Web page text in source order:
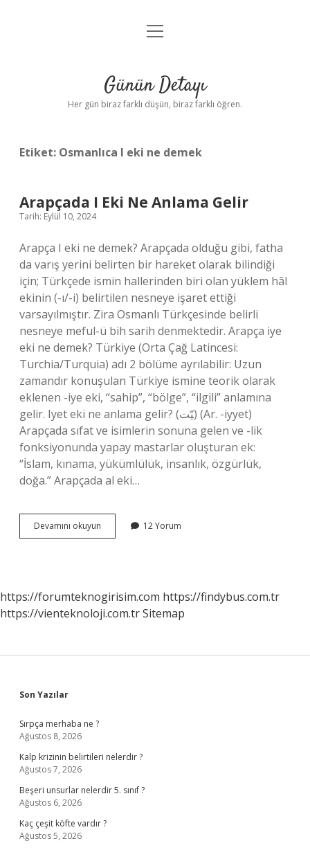
Anasayfa
Yasal Uyarı
menüyü
Günün Detayı
Her gün biraz farklı düşün, biraz farklı öğren.
Etiket: Osmanlıca I eki ne demek
Arapçada I Eki Ne Anlama Gelir
Tarih: Eylül 10, 2024
Arapça I eki ne demek? Arapçada olduğu gibi, fatha
da varış yerini belirten bir hareket olarak bilindiği
için; Türkçede ismin hallerinden biri olan yüklem hâl
ekinin (-ı/-i) belirtilen nesneye işaret ettiği
varsayılmıştır. Zira Osmanlı Türkçesinde belirli
nesneye meful-ü bih sarih denmektedir. Arapça iye
eki ne demek? Türkiye (Orta Çağ Latincesi:
Turchia/Turquia) adı 2 bölüme ayrılabilir: Uzun
zamandır konuşulan Türkiye ismine teorik olarak
eklenen -iye eki, “sahip”, “bölge”, “ilgili” anlamına
gelir. Iyet eki ne anlama gelir? (ﻴّﺖ) (Ar. -iyyet)
Arapçada sıfat ve isimlerin sonuna gelen ve -lik
fonksiyonunda yapay mastarlar oluşturan ek:
“İslam, kınama, yükümlülük, insanlık, özgürlük,
doğa.” Arapçada al eki…
Devamını okuyun Arapçada
I
12 Yorum
https://forumteknogirisim.com https://findybus.com.tr
https://vienteknoloji.com.trSitemap
Sidebar
Son Yazılar
Sırpça merhaba ne ?
Ağustos 8, 2026
Kalp krizinin belirtileri nelerdir ?
Ağustos 7, 2026
Beşeri unsurlar nelerdir 5. sınıf ?
Ağustos 6, 2026
Kaç çeşit köfte vardır ?
Ağustos 5, 2026